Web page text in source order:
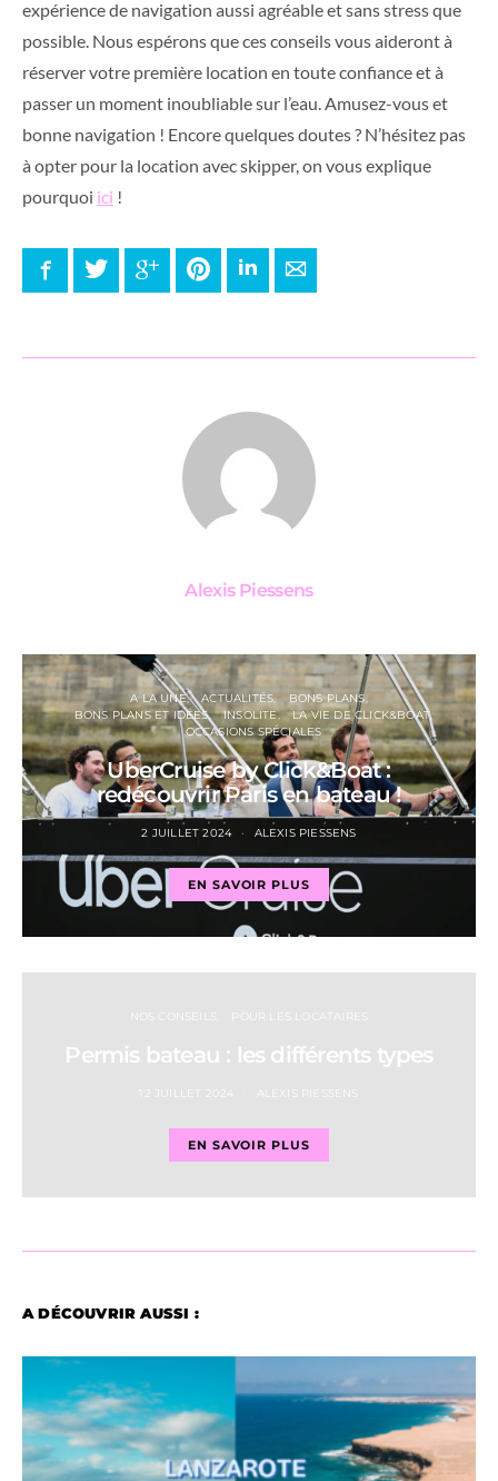
expérience de navigation aussi agréable et sans stress que
possible. Nous espérons que ces conseils vous aideront à
réserver votre première location en toute confiance et à
passer un moment inoubliable sur l’eau. Amusez-vous et
bonne navigation ! Encore quelques doutes ? N’hésitez pas
à opter pour la location avec skipper, on vous explique
pourquoi ici !
FacebookTwitter Google+ PinterestLinkedInE-mail
Alexis Piessens
A LA UNE ACTUALITÉS
BONS PLANS
BONS PLANS ET IDÉES
INSOLITE
LA VIE DE CLICK&BOAT
OCCASIONS SPÉCIALES
UberCruise by Click&Boat :
redécouvrir Paris en bateau !
2 JUILLET 2024 ALEXIS PIESSENS
EN SAVOIR PLUS
NOS CONSEILS POUR LES LOCATAIRES
Permis bateau : les différents types
12 JUILLET 2024 ALEXIS PIESSENS
EN SAVOIR PLUS
A DÉCOUVRIR AUSSI :